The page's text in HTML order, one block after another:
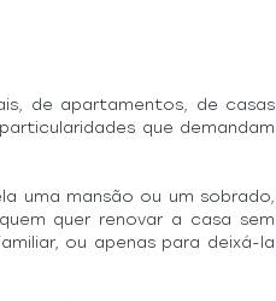
de apartamentos, de casas
que demandam
uma mansão ou um sobrado,
quer renovar a casa sem
ou apenas para deixá-la